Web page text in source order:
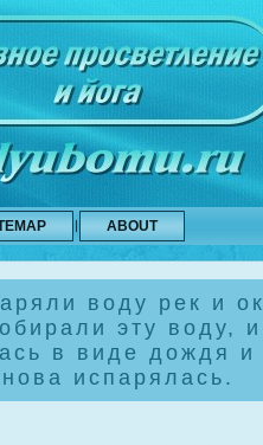
ABOUT
воду рек и
эту воду,
в виде дождя и
испарялась.